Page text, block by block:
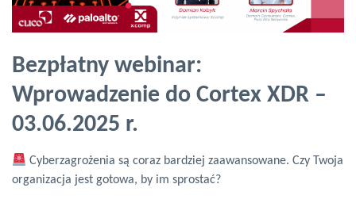
Bezpłatny webinar:
Wprowadzenie do Cortex XDR –
03.06.2025 r.
Cyberzagrożenia są coraz bardziej zaawansowane. Czy Twoja
organizacja jest gotowa, by im sprostać?